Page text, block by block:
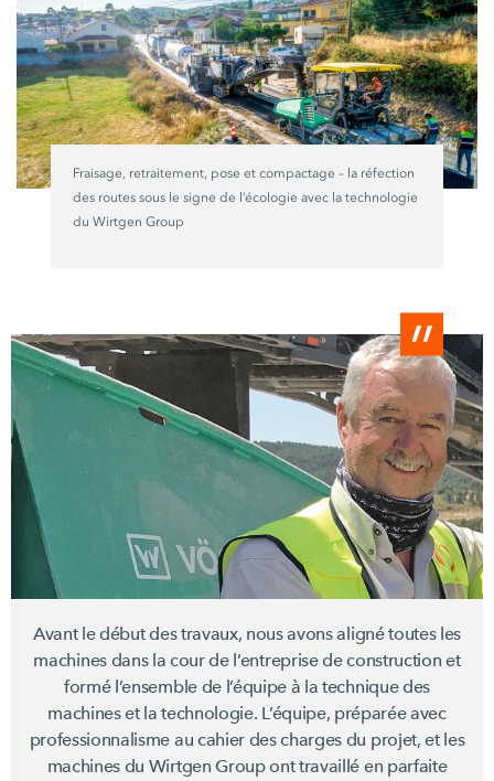
Fraisage, retraitement, pose et compactage – la réfection
des routes sous le signe de l’écologie avec la technologie
du Wirtgen Group
Avant le début des travaux, nous avons aligné toutes les
machines dans la cour de l’entreprise de construction et
formé l’ensemble de l’équipe à la technique des
machines et la technologie. L’équipe, préparée avec
professionnalisme au cahier des charges du projet, et les
machines du Wirtgen Group ont travaillé en parfaite